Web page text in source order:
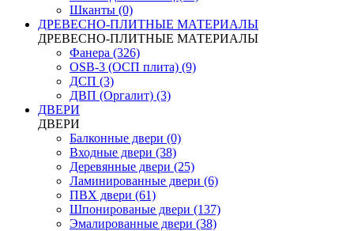
Шканты (0)
ДРЕВЕСНО-ПЛИТНЫЕ МАТЕРИАЛЫ
ДРЕВЕСНО-ПЛИТНЫЕ МАТЕРИАЛЫ
Фанера (326)
OSB-3 (ОСП плита) (9)
ДСП (3)
ДВП (Оргалит) (3)
ДВЕРИ
ДВЕРИ
Балконные двери (0)
Входные двери (38)
Деревянные двери (25)
Ламинированные двери (6)
ПВХ двери (61)
Шпонированые двери (137)
Эмалированные двери (38)